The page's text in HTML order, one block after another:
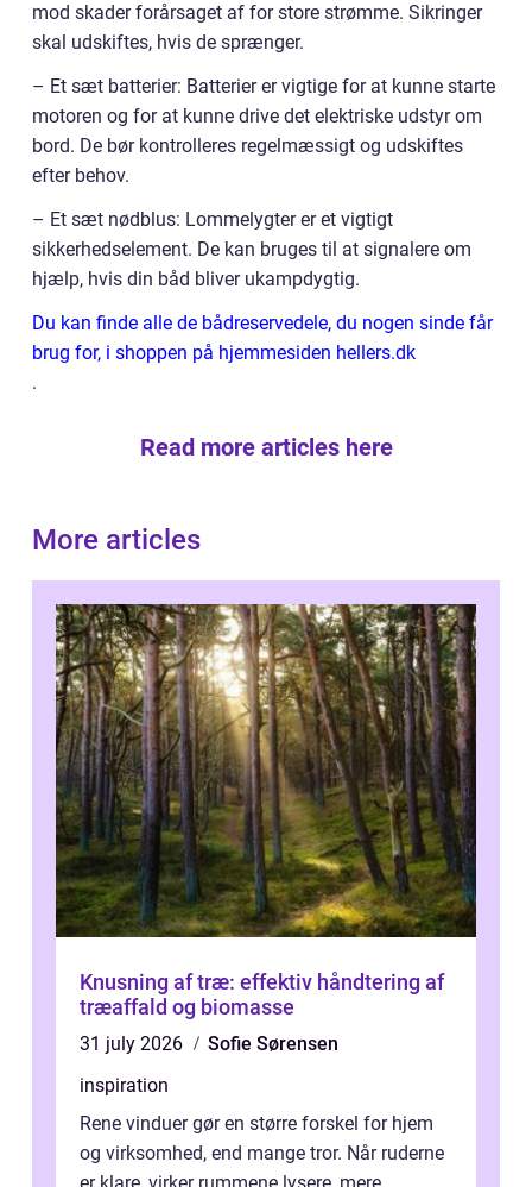
mod skader forårsaget af for store strømme. Sikringer
skal udskiftes, hvis de sprænger.
– Et sæt batterier: Batterier er vigtige for at kunne starte
motoren og for at kunne drive det elektriske udstyr om
bord. De bør kontrolleres regelmæssigt og udskiftes
efter behov.
– Et sæt nødblus: Lommelygter er et vigtigt
sikkerhedselement. De kan bruges til at signalere om
hjælp, hvis din båd bliver ukampdygtig.
Du kan finde alle de bådreservedele, du nogen sinde får
brug for, i shoppen på hjemmesiden hellers.dk
.
Read more articles here
More articles
Knusning af træ: effektiv håndtering af
træaffald og biomasse
31 july 2026
Sofie Sørensen
inspiration
Rene vinduer gør en større forskel for hjem
og virksomhed, end mange tror. Når ruderne
er klare, virker rummene lysere, mere